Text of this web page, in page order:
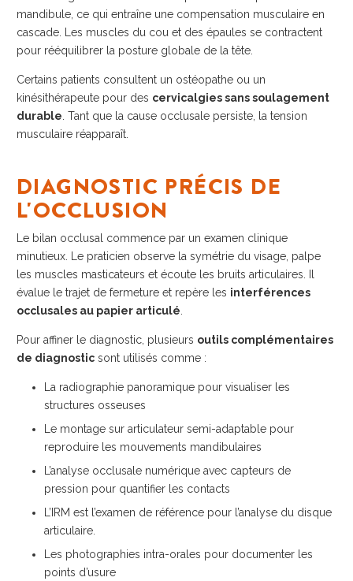
mandibule, ce qui entraîne une compensation musculaire en
cascade. Les muscles du cou et des épaules se contractent
pour rééquilibrer la posture globale de la tête.
Certains patients consultent un ostéopathe ou un
kinésithérapeute pour des cervicalgies sans soulagement
durable. Tant que la cause occlusale persiste, la tension
musculaire réapparaît.
DIAGNOSTIC PRÉCIS DE
L'OCCLUSION
Le bilan occlusal commence par un examen clinique
minutieux. Le praticien observe la symétrie du visage, palpe
les muscles masticateurs et écoute les bruits articulaires. Il
évalue le trajet de fermeture et repère les interférences
occlusales au papier articulé.
Pour affiner le diagnostic, plusieurs outils complémentaires
de diagnostic sont utilisés comme :
La radiographie panoramique pour visualiser les
structures osseuses
Le montage sur articulateur semi-adaptable pour
reproduire les mouvements mandibulaires
L’analyse occlusale numérique avec capteurs de
pression pour quantifier les contacts
L’IRM est l’examen de référence pour l’analyse du disque
articulaire.
Les photographies intra-orales pour documenter les
points d’usure